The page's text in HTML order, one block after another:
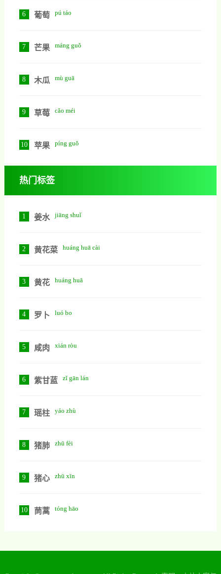
6 葡萄 pú táo
7 芒果 máng guǒ
8 木瓜 mù guā
9 草莓 cǎo méi
10 苹果 píng guǒ
热门标签
1 姜水 jiāng shuǐ
2 黄花菜 huáng huā cài
3 黄花 huáng huā
4 罗卜 luó bo
5 咸肉 xián ròu
6 紫甘蓝 zǐ gān lán
7 瑶柱 yáo zhù
8 猪肺 zhū fèi
9 猪心 zhū xīn
10 茼蒿 tóng hāo